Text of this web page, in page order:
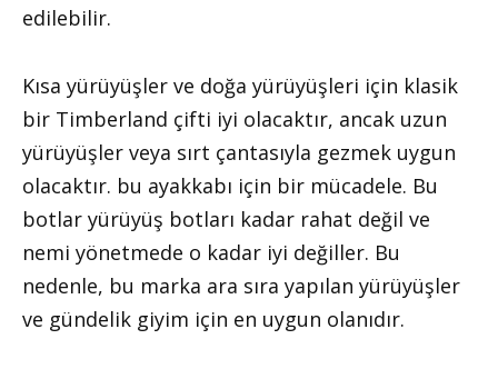
edilebilir.
Kısa yürüyüşler ve doğa yürüyüşleri için klasik
bir Timberland çifti iyi olacaktır, ancak uzun
yürüyüşler veya sırt çantasıyla gezmek uygun
olacaktır. bu ayakkabı için bir mücadele. Bu
botlar yürüyüş botları kadar rahat değil ve
nemi yönetmede o kadar iyi değiller. Bu
nedenle, bu marka ara sıra yapılan yürüyüşler
ve gündelik giyim için en uygun olanıdır.